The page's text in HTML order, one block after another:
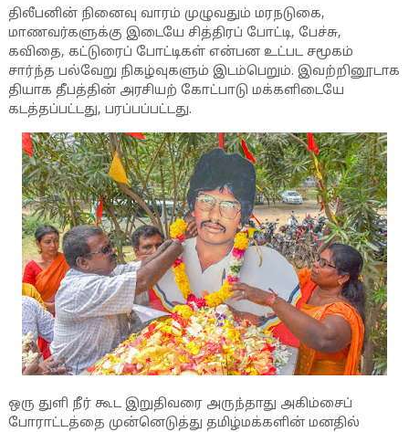
திலீபனின் நினைவு வாரம் முழுவதும் மரநடுகை,
மாணவர்களுக்கு இடையே சித்திரப் போட்டி, பேச்சு,
கவிதை, கட்டுரைப் போட்டிகள் என்பன உட்பட சமூகம்
சார்ந்த பல்வேறு நிகழ்வுகளும் இடம்பெறும். இவற்றினூடாக
தியாக தீபத்தின் அரசியற் கோட்பாடு மக்களிடையே
கடத்தப்பட்டது, பரப்பப்பட்டது.
ஒரு துளி நீர் கூட இறுதிவரை அருந்தாது அகிம்சைப்
போராட்டத்தை முன்னெடுத்து தமிழ்மக்களின் மனதில்